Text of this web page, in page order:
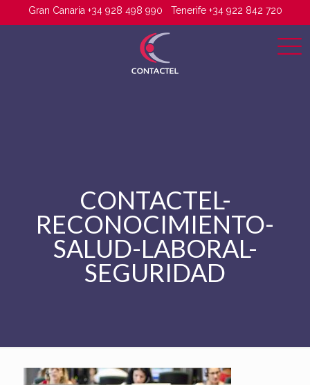
Gran Canaria +34 928 498 990 Tenerife +34 922 842 720
CONTACTEL-
RECONOCIMIENTO-
SALUD-LABORAL-
SEGURIDAD